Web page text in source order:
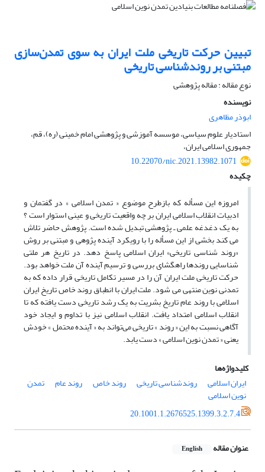
تبیین حرکت تاریخی ملت ایران به سوی تمدن‌سازی
مبتنی بر روند‌شناسی تاریخی
نوع مقاله : مقاله پژوهشی
نویسنده
ابوذر مظاهری
استادیار علوم سیاسی، موسسه آموزشی و پژوهشی امام خمینی (ره)، قم،
جمهوری اسلامی ایران،
10.22070/nic.2021.13982.1071
چکیده
امروزه این مسأله که بازطرح موضوع « تمدن اسلامی » در گفتمان و
ادبیات انقلاب اسلامی ایران بر چه واقعیت تاریخی و عینی استوار است ؟
به یک دغدغه علمی ـ پژوهشی تبدیل شده است. پژوهش حاضر تلاش
می‌ کند بخشی از این مسأله را با رویکرد آینده ‌پژوهی و مبتنی بر روش
«روند‌ شناسی تاریخی» ایران اسلامی پاسخ دهد. در تاریخ هر ملتی
شناسایی روندها راهگشای بررسی و ترسیم آینده آن ملت خواهد بود.
حرکت تاریخی ملت ایران آن را در مسیر تکامل تاریخی قرار داده که به
تمدنی نوین منتهی می ‌شود. ملت ایران با انطباق روند خاص تاریخ ایران
اسلامی با روند‌ عام تاریخ بشریت به یک رشد تاریخی دست یافته که تا
انقلاب اسلامی امتداد یافت. انقلاب اسلامی نیز با تداوم و ایجاد خود
آگاهی نسبت به این « روند » تاریخی می‌تواند به « آینده‌ محتمل » خودش
یعنی « تمدن نوین اسلامی » دست یابد.
کلیدواژه‌ها
ایران اسلامی
روند‌شناسی تاریخی روند خاص روند عام تمدن
نوین اسلامی
20.1001.1.2676525.1399.3.2.7.4
عنوان مقاله English